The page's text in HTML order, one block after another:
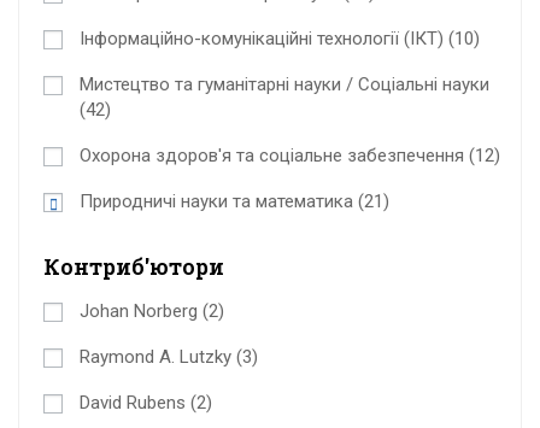
Інформаційно-комунікаційні технології (ІКТ) (10)
Мистецтво та гуманітарні науки / Соціальні науки
(42)
Охорона здоров'я та соціальне забезпечення (12)
Природничі науки та математика (21)
Контриб'ютори
Johan Norberg (2)
Raymond A. Lutzky (3)
David Rubens (2)